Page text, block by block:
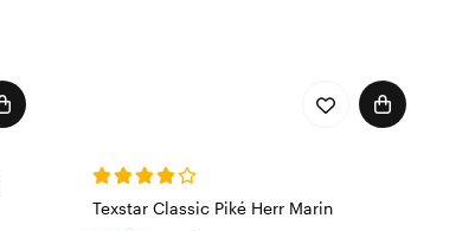
Texstar Classic Piké Herr Marin